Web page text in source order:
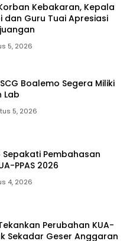
Kebakaran, Kepala
dan Guru Tuai Apresiasi
5, 2026
Boalemo Segera Miliki
Lab
5, 2026
Sepakati Pembahasan
PPAS 2026
4, 2026
Perubahan KUA-
Sekadar Geser Anggaran